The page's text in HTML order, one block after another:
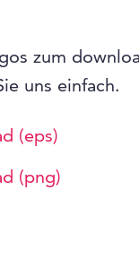
zum
uns einfach.
(eps)
(png)